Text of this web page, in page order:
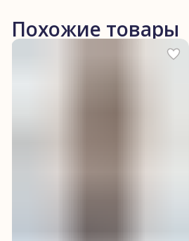
Похожие товары